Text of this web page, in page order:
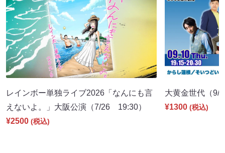
レインボー単独ライブ2026「なんにも言
えないよ。」大阪公演（7/26 19:30）
¥2500 (税込)
大黄金世代（
¥1300 (税込)